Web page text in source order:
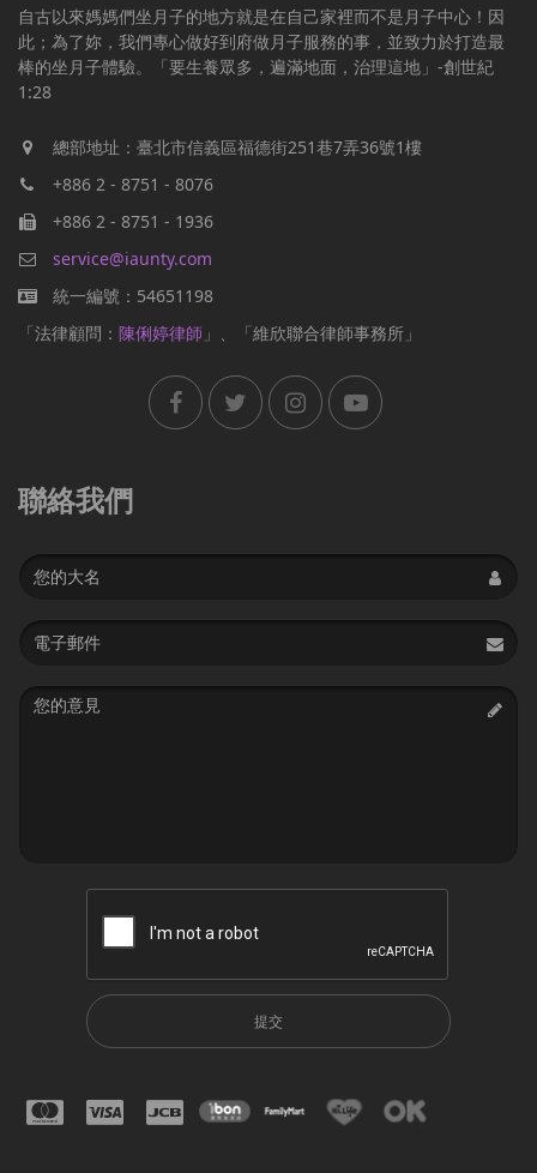
自古以來媽媽們坐月子的地方就是在自己家裡而不是月子中心！因
此；為了妳，我們專心做好到府做月子服務的事，並致力於打造最
棒的坐月子體驗。「要生養眾多，遍滿地面，治理這地」-創世紀
1:28
總部地址：臺北市信義區福德街251巷7弄36號1樓
+886 2 - 8751 - 8076
+886 2 - 8751 - 1936
service@iaunty.com
統一編號：54651198
「法律顧問： 陳俐婷律師 」、「維欣聯合律師事務所」
聯絡我們
Name
Email
address
Message
提交